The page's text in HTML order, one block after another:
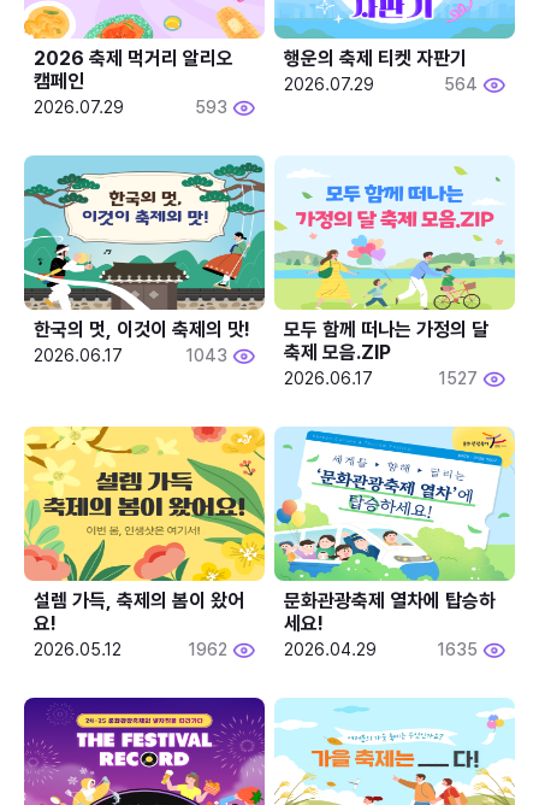
2026 축제 먹거리 알리오
캠페인
2026.07.29 593
행운의 축제 티켓 자판기
2026.07.29 564
한국의 멋, 이것이 축제의 맛!
2026.06.17 1043
모두 함께 떠나는 가정의 달
축제 모음.ZIP
2026.06.17 1527
설렘 가득, 축제의 봄이 왔어
요!
2026.05.12 1962
문화관광축제 열차에 탑승하
세요!
2026.04.29 1635